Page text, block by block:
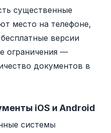
существенные
место на телефоне,
версии
ограничения —
документов в
iOS и Android
системы